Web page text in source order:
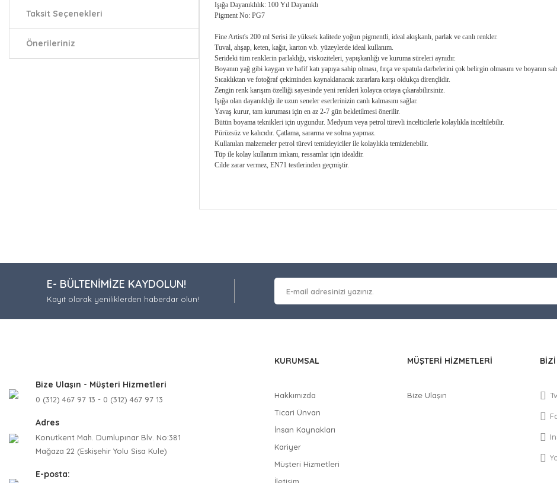
Taksit Seçenekleri
Önerileriniz
Işığa Dayanıklılık: 100 Yıl Dayanıklı
Pigment No: PG7
Fine Artist's 200 ml Serisi ile yüksek kalitede yoğun pigmentli, ideal akışkanlı, parlak ve canlı renkler.
Tuval, ahşap, keten, kağıt, karton v.b. yüzeylerde ideal kullanım.
Serideki tüm renklerin parlaklığı, viskoziteleri, yapışkanlığı ve kuruma süreleri aynıdır.
Boyanın yağ gibi kaygan ve hafif katı yapıya sahip olması, fırça ve spatula darbelerini çok belirgin olmasını ve boyanın
Sıcaklıktan ve fotoğraf çekiminden kaynaklanacak zararlara karşı oldukça dirençlidir.
Zengin renk karışım özelliği sayesinde yeni renkleri kolayca ortaya çıkarabilirsiniz.
Işığa olan dayanıklığı ile uzun seneler eserlerinizin canlı kalmasını sağlar.
Yavaş kurur, tam kuruması için en az 2-7 gün bekletilmesi önerilir.
Bütün boyama teknikleri için uygundur. Medyum veya petrol türevli incelticilerle kolaylıkla inceltilebilir.
Pürüzsüz ve kalıcıdır. Çatlama, sararma ve solma yapmaz.
Kullanılan malzemeler petrol türevi temizleyiciler ile kolaylıkla temizlenebilir.
Tüp ile kolay kullanım imkanı, ressamlar için idealdir.
Cilde zarar vermez, EN71 testlerinden geçmiştir.
Ürün açıklamasında eksik bilgiler bulunuyor.
Ürün bilgilerinde hatalar bulunuyor.
Ürün fiyatı diğer sitelerden daha pahalı.
E- BÜLTENİMİZE KAYDOLUN!
Kayıt olarak yeniliklerden haberdar olun!
Bize Ulaşın - Müşteri Hizmetleri
0 (312) 467 97 13 - 0 (312) 467 97 13
Adres
Konutkent Mah. Dumlupınar Blv. No:381
Mağaza 22 (Eskişehir Yolu Sisa Kule)
E-posta:
KURUMSAL
Hakkımızda
Ticari Ünvan
İnsan Kaynakları
Kariyer
Müşteri Hizmetleri
MÜŞTERİ HİZMETLERİ
Bize Ulaşın
BİZİ